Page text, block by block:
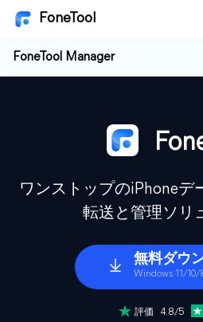
FoneTool
FoneTool Manager
ワンストップのiPhoneデ
転送と管理ソリ
無料ダウ
Windows 11/
評価 4.8/5